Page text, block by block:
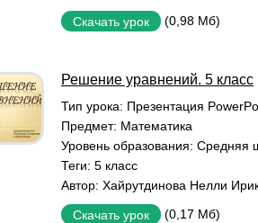
Скачать урок (0,98 Мб)
Решение уравнений. 5 класс
Тип урока: Презентация
Предмет: Математика
Уровень образования: Средняя
Теги: 5 класс
Автор: Хайрутдинова Нелли
Скачать урок (0,17 Мб)